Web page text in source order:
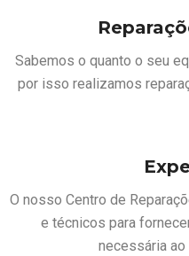
Sabemos o quanto o seu
por isso realizamos
O nosso Centro de
e técnicos para
necessária